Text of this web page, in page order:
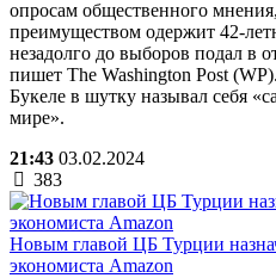
опросам общественного
преимуществом одержит 42-
незадолго до выборов подал в
пишет The Washington Post
Букеле в шутку называл себя
мире».
21:43 03.02.2024
383
Новым главой ЦБ Турции
экономиста Amazon